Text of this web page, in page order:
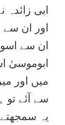
ابی زائدہ
اور ان سے
ان سے
ابوموسیٰ
میں اور
سے آئے تو
یہ